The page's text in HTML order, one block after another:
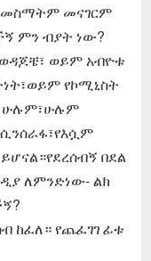
መስማትም መናገርም
ምን ብያት ነው?
ወይም አብዮቱ
የኮሚኒስት
ሁሉም፣ሁሉም
በደል
ለምንድነው- ልክ
ከፈለ። የጨፈገገ ፊቱ